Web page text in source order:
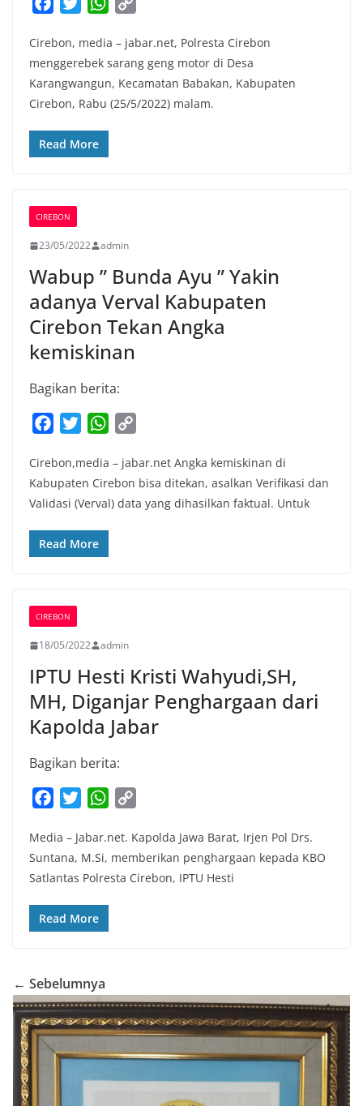
c
e
b
o
o
k
i
t
t
e
r
a
t
s
A
p
y
L
i
Cirebon, media – jabar.net, Polresta Cirebon
menggerebek sarang geng motor di Desa
Karangwangun, Kecamatan Babakan, Kabupaten
Cirebon, Rabu (25/5/2022) malam.
Read More
CIREBON
23/05/2022 admin
Wabup ” Bunda Ayu ” Yakin
adanya Verval Kabupaten
Cirebon Tekan Angka
kemiskinan
Bagikan berita:
c
e
b
o
o
i
t
t
e
r
W
a
t
s
p
y
L
Cirebon,media – jabar.net Angka kemiskinan di
Kabupaten Cirebon bisa ditekan, asalkan Verifikasi dan
Validasi (Verval) data yang dihasilkan faktual. Untuk
Read More
CIREBON
18/05/2022 admin
IPTU Hesti Kristi Wahyudi,SH,
MH, Diganjar Penghargaan dari
Kapolda Jabar
Bagikan berita:
c
e
b
o
o
i
t
t
e
r
W
a
t
s
p
y
L
Media – Jabar.net. Kapolda Jawa Barat, Irjen Pol Drs.
Suntana, M.Si, memberikan penghargaan kepada KBO
Satlantas Polresta Cirebon, IPTU Hesti
Read More
← Sebelumnya